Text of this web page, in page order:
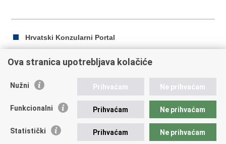
Hrvatski Konzularni Portal
Ispiši
Podijeli
Facebooku
Twitteru
Republika Hrvatska
Trg N.Š. Zrinskog 7-8, 10000 Zagreb
Ova stranica upotrebljava kolačiće
Nužni Prihvaćam Ne prihvaćam
Funkcionalni Prihvaćam Ne prihvaćam
Statistički Prihvaćam Ne prihvaćam